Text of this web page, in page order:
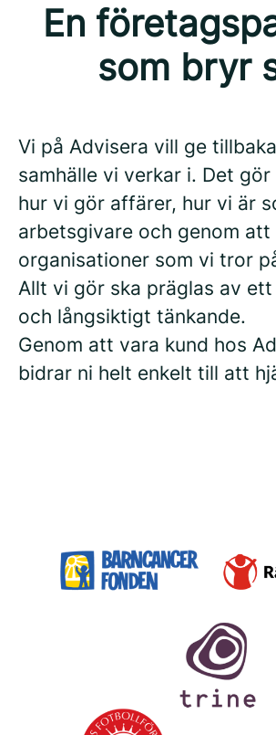
En
som bryr
Vi på Advisera vill ge
samhälle vi verkar i. Det
hur vi gör affärer, hur vi är
arbetsgivare och genom att
organisationer som vi tror
Allt vi gör ska präglas av
och långsiktigt tänkande.
Genom att vara kund hos
bidrar ni helt enkelt till att